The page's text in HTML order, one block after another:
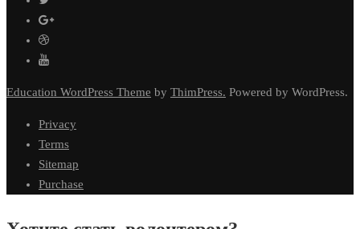
Education WordPress Theme by ThimPress. Powered by WordPress.
Privacy
Terms
Sitemap
Purchase